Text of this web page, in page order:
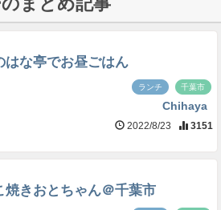
はな亭でお昼ごはん
ランチ 千葉市
Chihaya
2022/8/23 3151
焼きおとちゃん＠千葉市